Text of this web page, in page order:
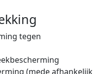
tegen
(mede afhankelijk